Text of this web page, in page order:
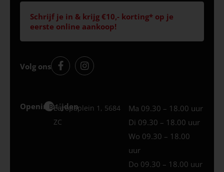
Schrijf je in & krijg €10,- korting* op je
eerste online aankoop!
Volg ons
Openingstijden
Best
Europaplein 1, 5684
ZC
Ma 09.30 – 18.00 uur
Di 09.30 – 18.00 uur
Wo 09.30 – 18.00
uur
Do 09.30 – 18.00 uur